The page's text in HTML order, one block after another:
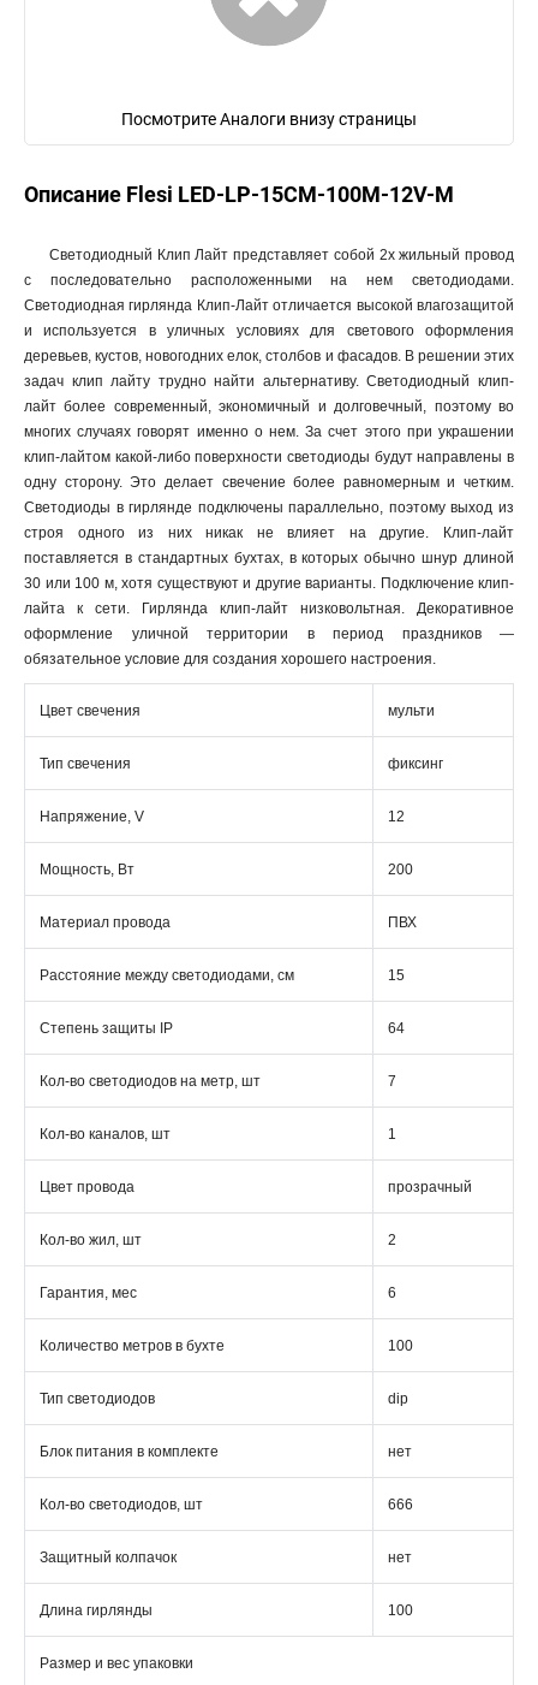
Посмотрите Аналоги внизу страницы
Описание Flesi LED-LP-15СМ-100M-12V-M
Светодиодный Клип Лайт представляет собой 2х жильный провод
с последовательно расположенными на нем светодиодами.
Светодиодная гирлянда Клип-Лайт отличается высокой влагозащитой
и используется в уличных условиях для светового оформления
деревьев, кустов, новогодних елок, столбов и фасадов. В решении этих
задач клип лайту трудно найти альтернативу. Светодиодный клип-
лайт более современный, экономичный и долговечный, поэтому во
многих случаях говорят именно о нем. За счет этого при украшении
клип-лайтом какой-либо поверхности светодиоды будут направлены в
одну сторону. Это делает свечение более равномерным и четким.
Светодиоды в гирлянде подключены параллельно, поэтому выход из
строя одного из них никак не влияет на другие. Клип-лайт
поставляется в стандартных бухтах, в которых обычно шнур длиной
30 или 100 м, хотя существуют и другие варианты. Подключение клип-
лайта к сети. Гирлянда клип-лайт низковольтная. Декоративное
оформление уличной территории в период праздников —
обязательное условие для создания хорошего настроения.
Цвет свечения мульти
Тип свечения фиксинг
Напряжение, V 12
Мощность, Вт 200
Материал провода ПВХ
Расстояние между светодиодами, см 15
Степень защиты IP 64
Кол-во светодиодов на метр, шт 7
Кол-во каналов, шт 1
Цвет провода прозрачный
Кол-во жил, шт 2
Гарантия, мес 6
Количество метров в бухте 100
Тип светодиодов dip
Блок питания в комплекте нет
Кол-во светодиодов, шт 666
Защитный колпачок нет
Длина гирлянды 100
Размер и вес упаковки